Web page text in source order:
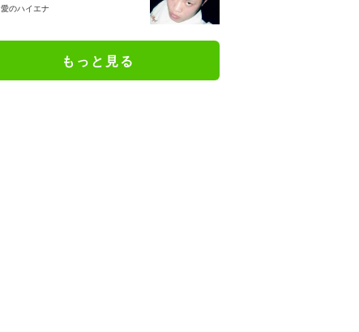
愛のハイエナ
もっと見る